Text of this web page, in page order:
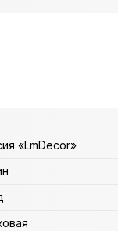
«LmDecor»